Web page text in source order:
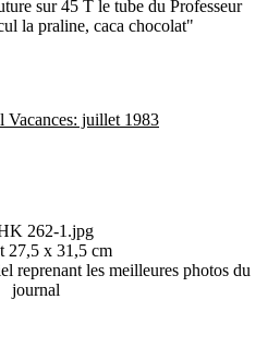
sur 45 T le tube du Professeur
la praline, caca chocolat"
Vacances: juillet 1983
27,5 x 31,5 cm
reprenant les meilleures photos du
journal